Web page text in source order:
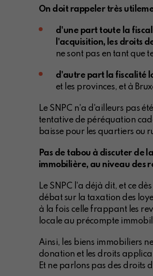
On doit rappeler très
d'une part toute la
l'acquisition, les droits
ne sont pas en tant que
d'autre part la fiscalité
et les provinces, et à
Le SNPC n'a d'ailleurs pas
tentative de péréquation
baisse pour les quartiers ou
Pas de tabou à discuter de
immobilière, au niveau des
Le SNPC l'a déjà dit, et ce
débat sur la taxation des
à la fois celle frappant les
locale au précompte
Ainsi, les biens immobiliers
donation et les droits
Et ne parlons pas des droits